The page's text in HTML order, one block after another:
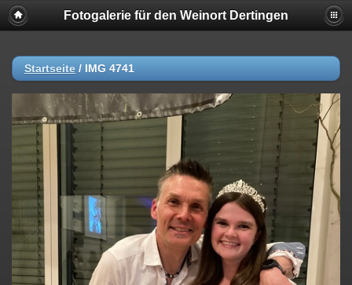
Fotogalerie für den Weinort Dertingen
Startseite / IMG 4741